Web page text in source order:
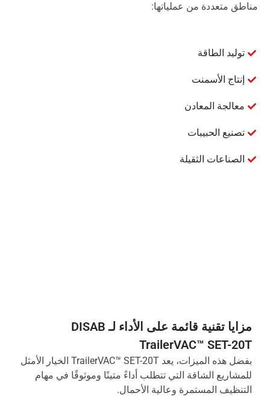
مناطق متعددة من عملياتها:
توليد الطاقة
إنتاج الأسمنت
معالجة المعادن
تصنيع الحبيبات
الصناعات الثقيلة
مزايا تقنية قائمة على الأداء لـ DISAB
TrailerVAC™ SET-20T
بفضل هذه الميزات، يعد TrailerVAC™ SET-20T الخيار الأمثل
للمشاريع الشاقة التي تتطلب أداءً متينًا وموثوقًا في مهام
التنظيف المستمرة وعالية الأحمال.